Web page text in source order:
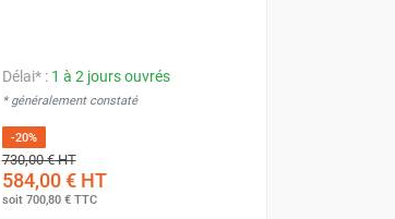
Délai* : 1 à 2 jours ouvrés
* généralement constaté
-20%
730,00 €HT
584,00 €HT
soit 700,80 €TTC